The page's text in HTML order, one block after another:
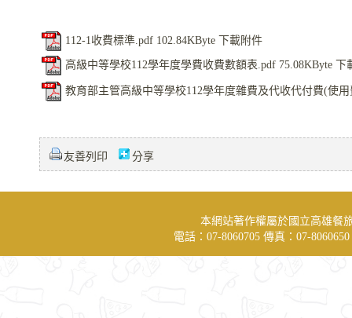
112-1收費標準.pdf 102.84KByte 下載附件
高級中等學校112學年度學費收費數額表.pdf 75.08KByte 下
教育部主管高級中等學校112學年度雜費及代收代付費(使
友善列印 分享
本網站著作權屬於國立高雄餐
電話：07-8060705 傳真：07-